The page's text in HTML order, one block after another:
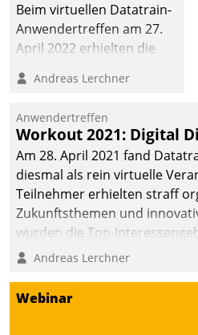
Beim virtuellen Datatrain-
Anwendertreffen am 27.
April 2022 erhielten die
Teilnehmer kurzweilige
Cloud-Strategien und -
Lösungen mit hohem
Zukunftspotenzial.
Andreas Lerchner
Anwendertreffen
Workout 2021: Digital
Am 28. April 2021 fand
diesmal als rein virtuelle
Teilnehmer erhielten straff
Zukunftsthemen und
wurden die Top-
Andreas Lerchner
Webinar